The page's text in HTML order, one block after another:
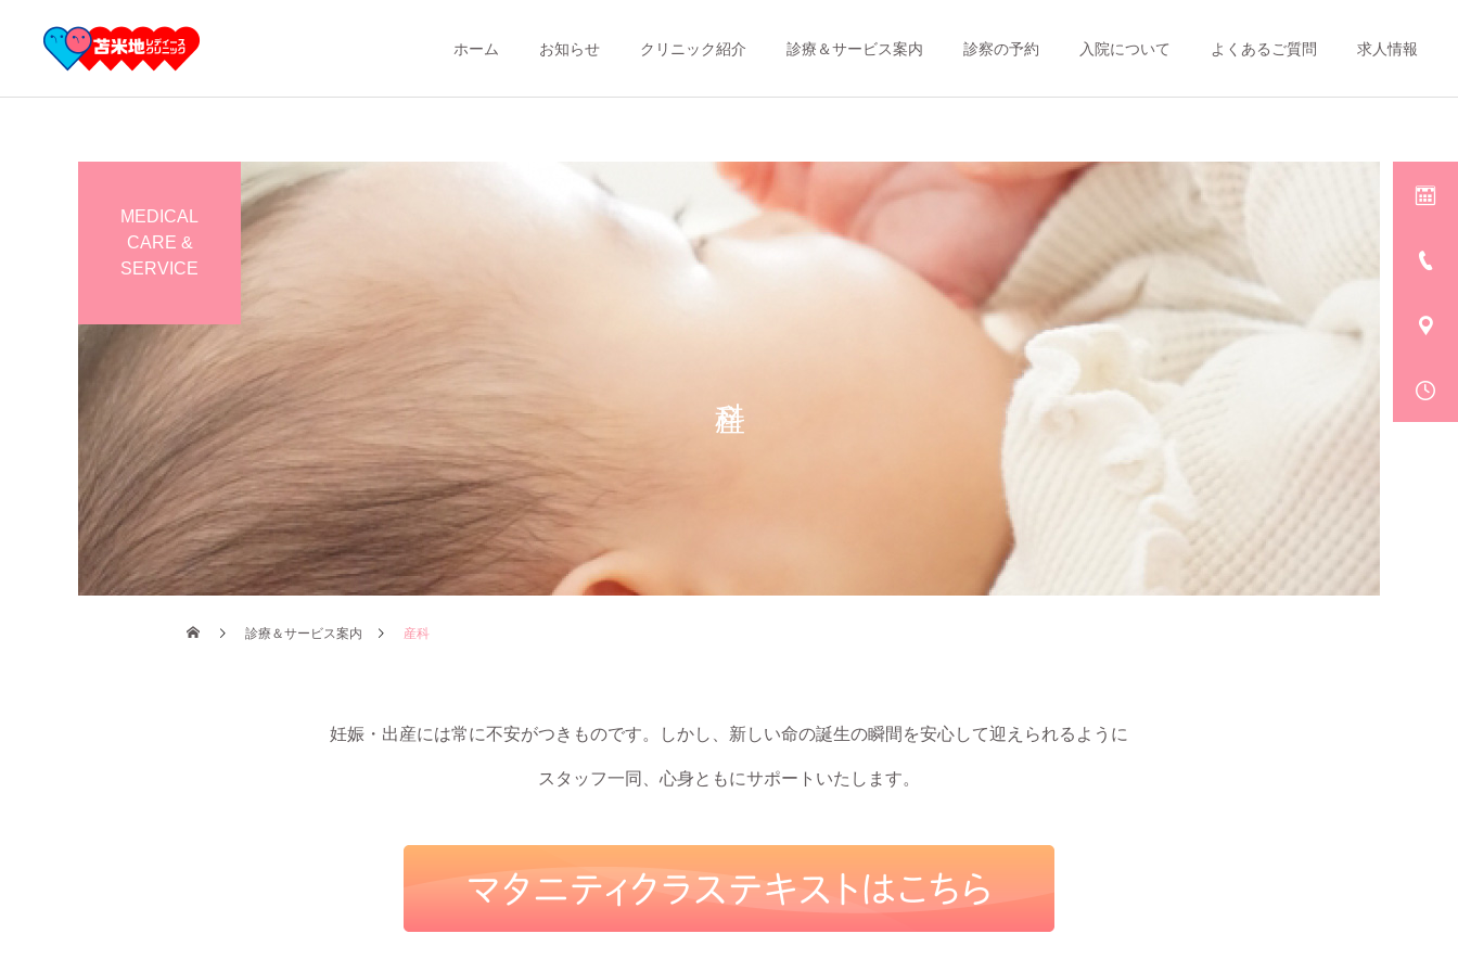
ホーム お知らせ クリニック紹介 診療＆サービス案内 診察の予約 入院について よくあるご質問 求人情報
詳細を見る
人工妊娠中絶 echo-mo エコモ
母乳外来
MEDICAL
CARE &
SERVICE
診療＆サービス案内 産科
妊娠・出産には常に不安がつきものです。しかし、新しい命の誕生の瞬間を安心して迎えられるように
スタッフ一同、心身ともにサポートいたします。